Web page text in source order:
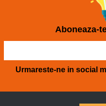
Aboneaza-
Urmareste-ne in social